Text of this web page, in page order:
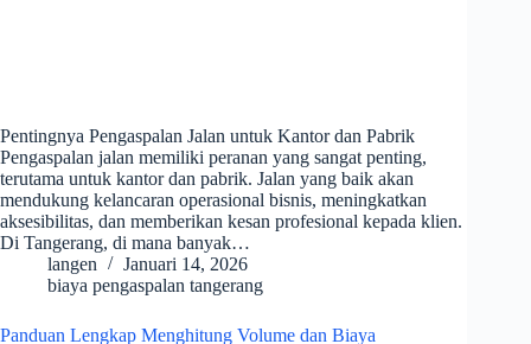
Pentingnya Pengaspalan Jalan untuk Kantor dan Pabrik
Pengaspalan jalan memiliki peranan yang sangat penting,
terutama untuk kantor dan pabrik. Jalan yang baik akan
mendukung kelancaran operasional bisnis, meningkatkan
aksesibilitas, dan memberikan kesan profesional kepada klien.
Di Tangerang, di mana banyak…
langen
Januari 14, 2026
biaya pengaspalan tangerang
Panduan Lengkap Menghitung Volume dan Biaya